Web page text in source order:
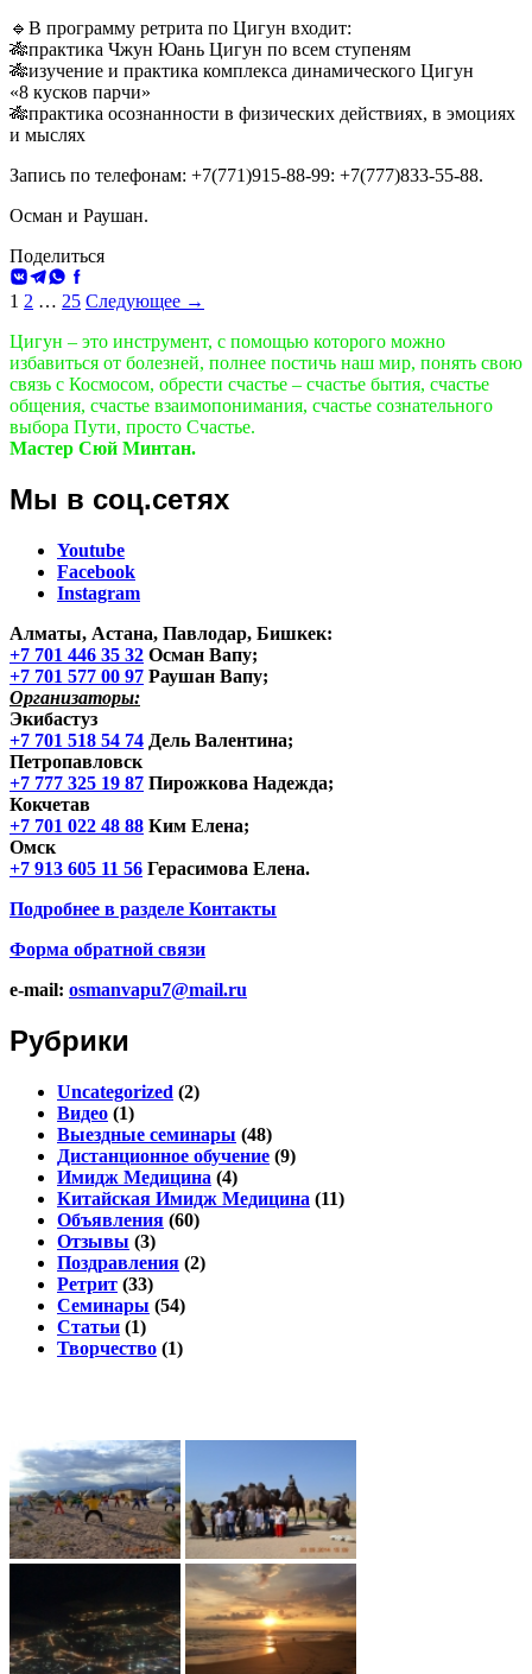
🔹В программу ретрита по Цигун входит:
🎋практика Чжун Юань Цигун по всем ступеням
🎋изучение и практика комплекса динамического Цигун
«8 кусков парчи»
🎋практика осознанности в физических действиях, в эмоциях
и мыслях
Запись по телефонам: +7(771)915-88-99: +7(777)833-55-88.
Осман и Раушан.
Поделиться
ВКонтакте
Telegram
WhatsApp
Facebook
Навигация
по
записям
1 2 … 25 Следующее →
Цигун – это инструмент, с помощью которого можно
избавиться от болезней, полнее постичь наш мир, понять свою
связь с Космосом, обрести счастье – счастье бытия, счастье
общения, счастье взаимопонимания, счастье сознательного
выбора Пути, просто Счастье.
Мастер Сюй Минтан.
Мы в соц.сетях
Youtube
Facebook
Instagram
Алматы, Астана, Павлодар, Бишкек:
+7 701 446 35 32 Осман Вапу;
+7 701 577 00 97 Раушан Вапу;
Организаторы:
Экибастуз
+7 701 518 54 74 Дель Валентина;
Петропавловск
+7 777 325 19 87 Пирожкова Надежда;
Кокчетав
+7 701 022 48 88 Ким Елена;
Омск
+7 913 605 11 56 Герасимова Елена.
Подробнее в разделе Контакты
Форма обратной связи
e-mail: osmanvapu7@mail.ru
Рубрики
Uncategorized (2)
Видео (1)
Выездные семинары (48)
Дистанционное обучение (9)
Имидж Медицина (4)
Китайская Имидж Медицина (11)
Объявления (60)
Отзывы (3)
Поздравления (2)
Ретрит (33)
Семинары (54)
Статьи (1)
Творчество (1)